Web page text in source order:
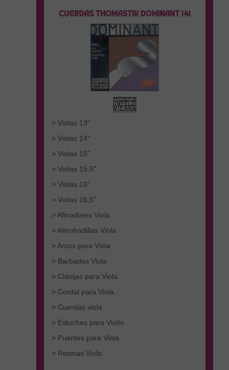
> Violas 13"
> Violas 14"
> Violas 15"
> Violas 15,5"
> Violas 16"
> Violas 16,5"
> Afinadores Viola
> Almohadillas Viola
> Arcos para Viola
> Barbadas Viola
> Clavijas para Viola
> Cordal para Viola
> Cuerdas viola
> Estuches para Violín
> Puentes para Viola
> Resinas Viola